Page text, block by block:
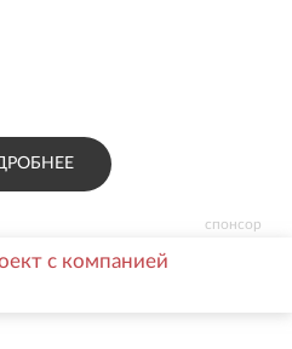
спонсор
с компанией